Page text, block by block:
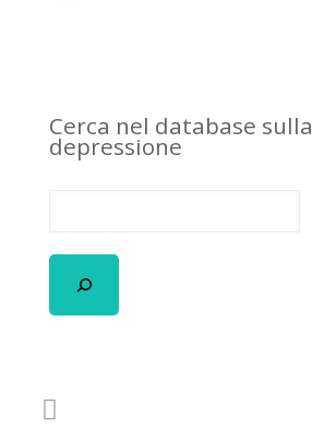
Cerca nel database sulla
depressione